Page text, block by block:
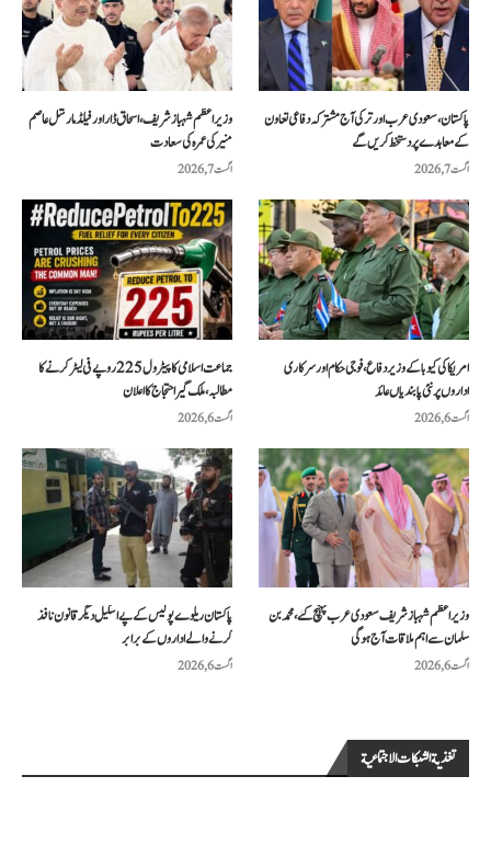
وزیراعظم شہباز شریف، اسحاق ڈار اور فیلڈ مارشل عاصم
منیر کی عمرہ کی سعادت
اگست 7, 2026
پاکستان، سعودی عرب اور ترکی آج مشترکہ دفاعی تعاون
کے معاہدے پر دستخط کریں گے
اگست 7, 2026
جماعت اسلامی کا پیٹرول 225 روپے فی لیٹر کرنے کا
مطالبہ، ملک گیر احتجاج کا اعلان
اگست 6, 2026
امریکا کی کیوبا کے وزیر دفاع، فوجی حکام اور سرکاری
اداروں پر نئی پابندیاں عائد
اگست 6, 2026
پاکستان ریلوے پولیس کے پے اسکیل دیگر قانون نافذ
کرنے والے اداروں کے برابر
اگست 6, 2026
وزیراعظم شہباز شریف سعودی عرب پہنچ گئے، محمد بن
سلمان سے اہم ملاقات آج ہوگی
اگست 6, 2026
تغذية الشبكات الاجتماعية